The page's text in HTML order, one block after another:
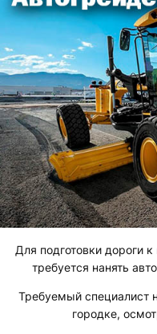
Для подготовки дороги
требуется нанять
Требуемый специалист
городке,